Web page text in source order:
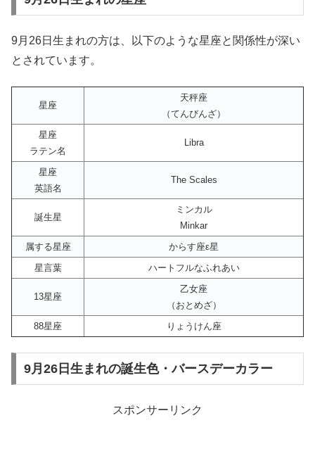
9月26日生まれの方は、以下のような星座と関係性が深い
とされています。
星座
天秤座
（てんびんざ）
星座
ラテン名
Libra
星座
英語名
The Scales
誕生星
ミンカル
Minkar
属する星座
からす座ε星
星言葉
ハートフルなふれあい
13星座
乙女座
（おとめざ）
88星座
りょうけん座
9月26日生まれの誕生色・バースデーカラー
スポンサーリンク